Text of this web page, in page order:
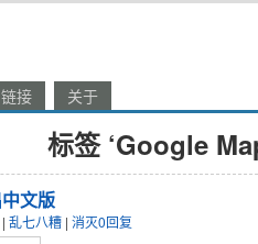
链接 关于
标签 ‘Google
文版
| 乱七八糟 | 消灭0回复